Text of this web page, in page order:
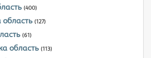
(400)
область (127)
(61)
область (113)